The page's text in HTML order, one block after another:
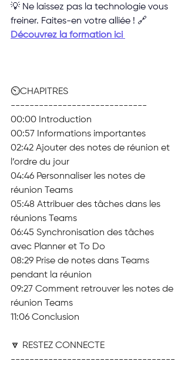
💡 Ne laissez pas la technologie vous
freiner. Faites-en votre alliée ! 🔗
Découvrez la formation ici
⏲️CHAPITRES
-----------------------------
00:00 Introduction
00:57 Informations importantes
02:42 Ajouter des notes de réunion et
l’ordre du jour
04:46 Personnaliser les notes de
réunion Teams
05:48 Attribuer des tâches dans les
réunions Teams
06:45 Synchronisation des tâches
avec Planner et To Do
08:29 Prise de notes dans Teams
pendant la réunion
09:27 Comment retrouver les notes de
réunion Teams
11:06 Conclusion
🔽 RESTEZ CONNECTE
-----------------------------------